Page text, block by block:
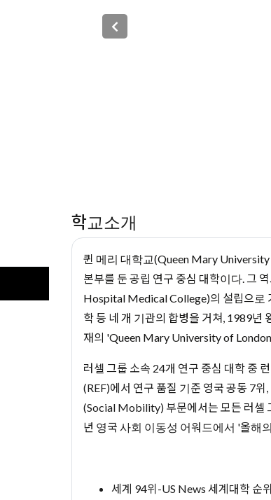
학교소개
퀸 메리 대학교(Queen Mary
본부를 둔 공립 연구 중심 대학이다. 그
Hospital Medical College)의 설립으로
학 등 네 개 기관의 합병을 거쳐, 1989년
재의 'Queen Mary University of
러셀 그룹 소속 24개 연구 중심 대학 중
(REF)에서 연구 품질 기준 영국 공동 7
(Social Mobility) 부문에서는 모든 러셀
년 영국 사회 이동성 어워드에서 '올해
세계 94위-US News 세계대학 순